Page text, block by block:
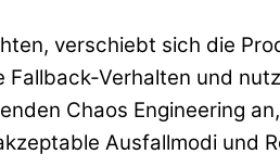
verschiebt sich die
und
Chaos Engineering
Ausfallmodi und